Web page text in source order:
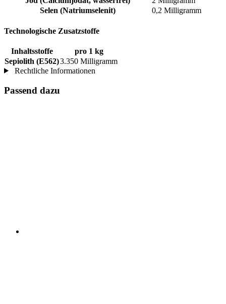
Selen (Natriumselenit)
0,2 Milligramm
Technologische Zusatzstoffe
Inhaltsstoffe
pro 1 kg
Sepiolith (E562)3.350 Milligramm
Rechtliche Informationen
Passend dazu